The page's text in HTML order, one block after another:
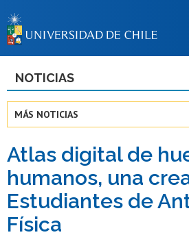
BIBLIOTECAS
Estudiantes
Académicas/os
Funcionarias/os
Egresadas/os
NOTICIAS
MÁS NOTICIAS
Atlas digital de
humanos, una
Estudiantes de
Física